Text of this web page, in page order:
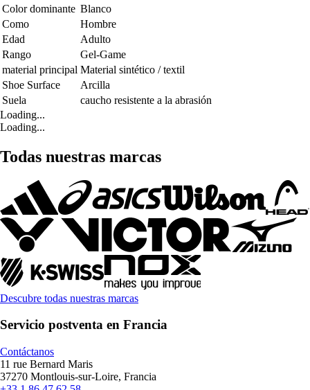
Color dominante Blanco
Como
Hombre
Edad
Adulto
Rango
Gel-Game
material principal Material sintético / textil
Shoe Surface
Arcilla
Suela
caucho resistente a la abrasión
Loading...
Loading...
Todas nuestras marcas
Descubre todas nuestras marcas
Servicio postventa en Francia
Contáctanos
11 rue Bernard Maris
37270 Montlouis-sur-Loire, Francia